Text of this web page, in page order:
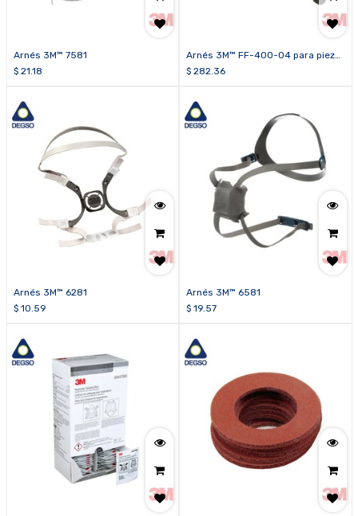
Arnés 3M™ 7581
$ 21.18
Arnés 3M™ FF-400-04 para pieza
facial 3M™ FF-400 (Caja de 5
$ 282.36
Arnés 3M™ 6281
$ 10.59
Arnés 3M™ 6581
$ 19.57